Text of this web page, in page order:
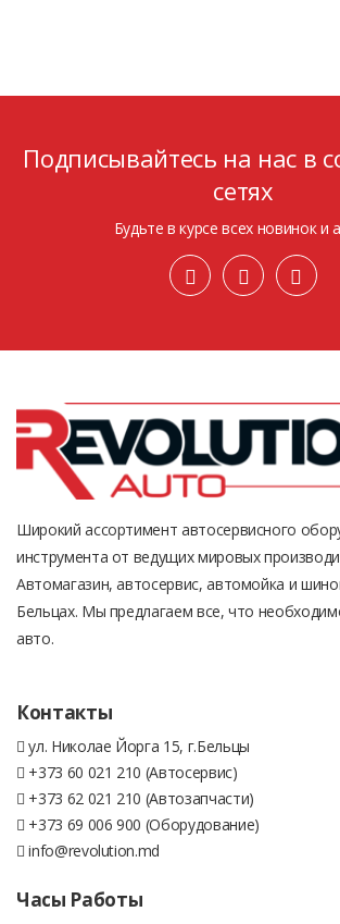
Подписывайтесь на нас в
сетях
Будьте в курсе всех новинок и
Широкий ассортимент автосервисного
инструмента от ведущих мировых
Автомагазин, автосервис, автомойка и
Бельцах. Мы предлагаем все, что
авто.
Контакты
ул. Николае Йорга 15, г.Бельцы
+373 60 021 210 (Автосервис)
+373 62 021 210 (Автозапчасти)
+373 69 006 900 (Оборудование)
info@revolution.md
Часы Работы